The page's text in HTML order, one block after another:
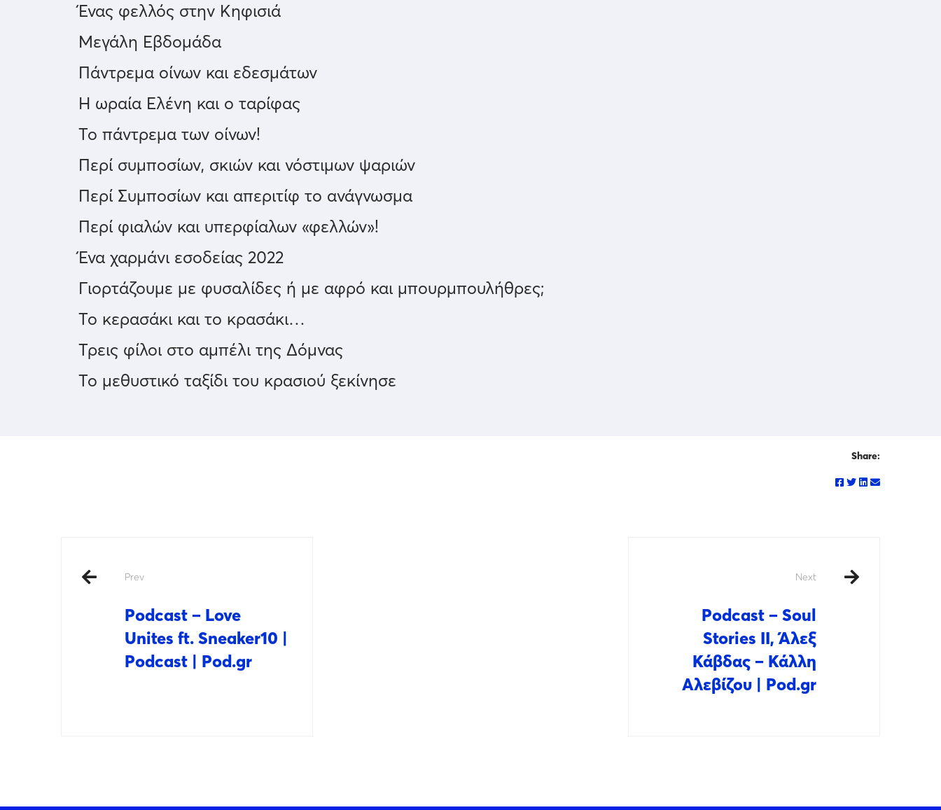
Ένας φελλός στην Κηφισιά
Μεγάλη Εβδομάδα
Πάντρεμα οίνων και εδεσμάτων
Η ωραία Ελένη και ο ταρίφας
Το πάντρεμα των οίνων!
Περί συμποσίων, σκιών και νόστιμων ψαριών
Περί Συμποσίων και απεριτίφ το ανάγνωσμα
Περί φιαλών και υπερφίαλων «φελλών»!
Ένα χαρμάνι εσοδείας 2022
Γιορτάζουμε με φυσαλίδες ή με αφρό και μπουρμπουλήθρες;
Το κερασάκι και το κρασάκι…
Τρεις φίλοι στο αμπέλι της Δόμνας
Το μεθυστικό ταξίδι του κρασιού ξεκίνησε
Share:
Prev
Podcast – Love
Unites ft. Sneaker10 |
Podcast | Pod.gr
Next
Podcast – Soul
Stories II, Άλεξ
Κάβδας – Κάλλη
Αλεβίζου | Pod.gr